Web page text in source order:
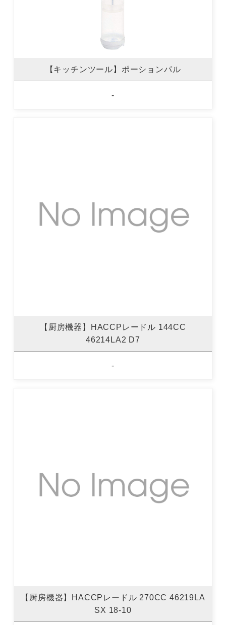
【キッチンツール】ポーションパル
-
【厨房機器】HACCPレードル 144CC
46214LA2 D7
-
【厨房機器】HACCPレードル 270CC 46219LA
SX 18-10